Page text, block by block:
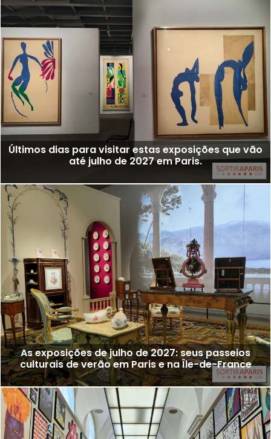
Últimos dias para visitar estas exposições que vão
até julho de 2027 em Paris.
As exposições de julho de 2027: seus passeios
culturais de verão em Paris e na Île-de-France